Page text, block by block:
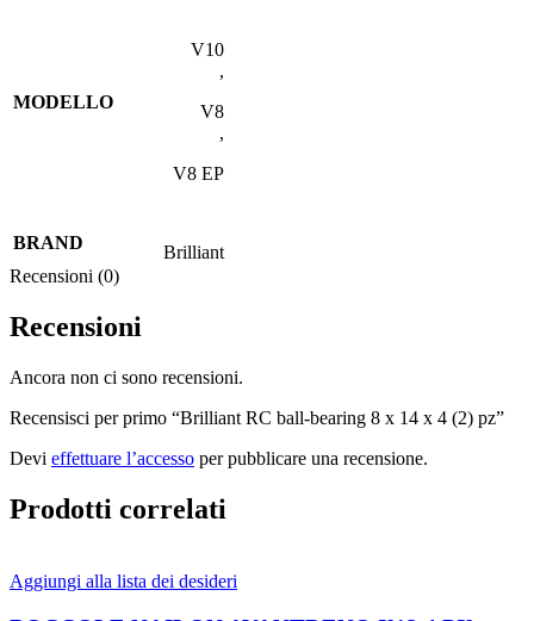
MODELLO
V10
,
V8
,
V8 EP
BRAND
Brilliant
Recensioni (0)
Recensioni
Ancora non ci sono recensioni.
Recensisci per primo “Brilliant RC ball-bearing 8 x 14 x 4 (2) pz”
Devi effettuare l’accesso per pubblicare una recensione.
Prodotti correlati
Aggiungi alla lista dei desideri